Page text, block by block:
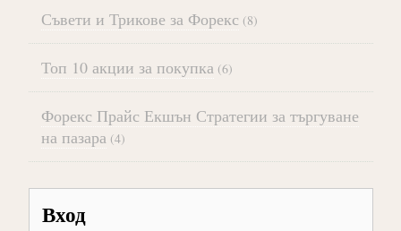
Съвети и Трикове за Форекс (8)
Топ 10 акции за покупка (6)
Форекс Прайс Екшън Стратегии за търгуване
на пазара (4)
Вход